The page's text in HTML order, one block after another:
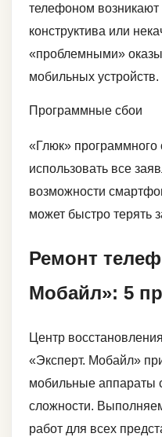
телефоном возникают
конструктива или
«проблемными»
мобильных устройств.
Программные сбои
«Глюк»
использовать все
возможности
может быстро терять
Ремонт
Мобайл»: 5
Центр
«Эксперт. Мобайл»
мобильные аппараты
сложности.
работ для всех